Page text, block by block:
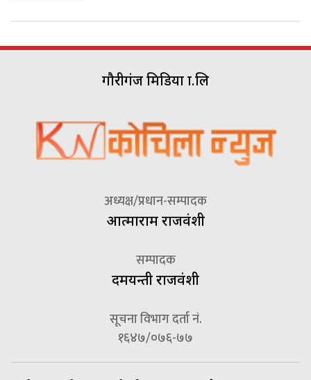
गौरीगंज मिडिया प्रा.लि
अध्यक्ष/प्रधान-सम्पादक
आत्माराम राजवंशी
सम्पादक
दमयन्ती राजवंशी
सूचना विभाग दर्ता नं.
१६४७/०७६-७७